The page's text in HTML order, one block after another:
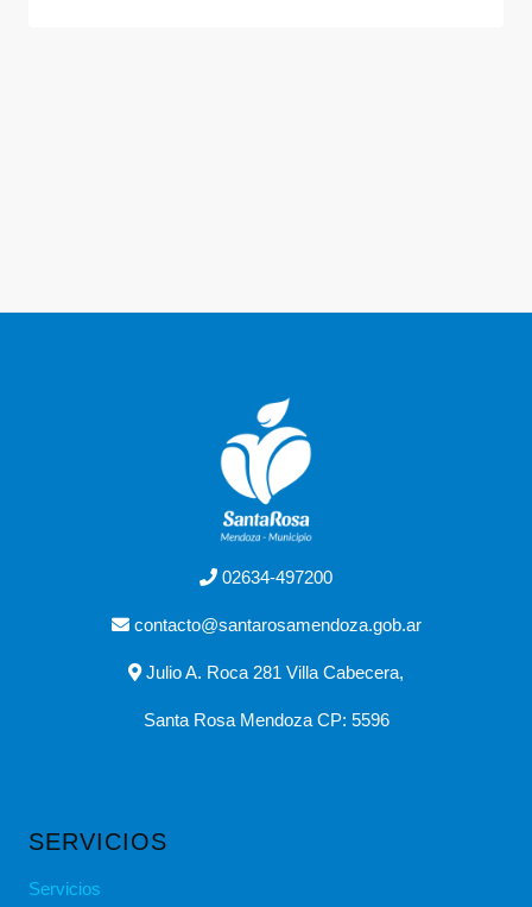
02634-497200
contacto@santarosamendoza.gob.ar
Julio A. Roca 281 Villa Cabecera,
Santa Rosa Mendoza CP: 5596
SERVICIOS
Servicios